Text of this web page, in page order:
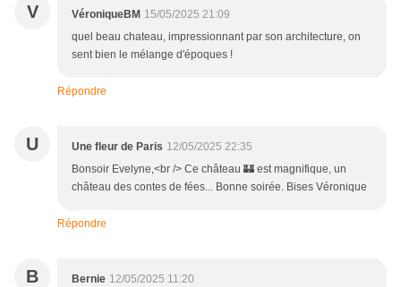
V VéroniqueBM 15/05/2025 21:09
quel beau chateau, impressionnant par son architecture, on
sent bien le mélange d'époques !
Répondre
U Une fleur de Paris 12/05/2025 22:35
Bonsoir Evelyne,<br /> Ce château 🏰 est magnifique, un
château des contes de fées... Bonne soirée. Bises Véronique
Répondre
B Bernie 12/05/2025 11:20